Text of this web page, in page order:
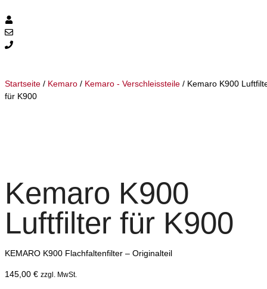
Startseite / Kemaro / Kemaro - Verschleissteile / Kemaro K900
für K900
Kemaro K900
Luftfilter für K900
KEMARO K900 Flachfaltenfilter – Originalteil
145,00 € zzgl. MwSt.